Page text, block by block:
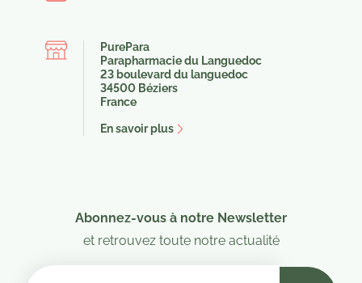
PurePara
Parapharmacie du Languedoc
23 boulevard du languedoc
34500 Béziers
France
En savoir plus
Abonnez-vous à notre Newsletter
et retrouvez toute notre actualité